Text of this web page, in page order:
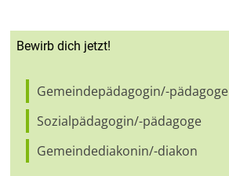
Bewirb dich jetzt!
Gemeindepädagogin/-pädagoge
Sozialpädagogin/-pädagoge
Gemeindediakonin/-diakon